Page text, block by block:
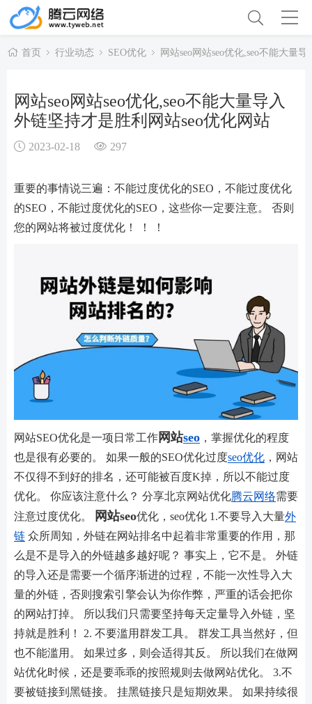
首页 行业动态 SEO优化 网站seo网站seo优化,seo不能大量
网站seo网站seo优化,seo不能大量导入
外链坚持才是胜利网站seo优化网站
2023-02-18 297
重要的事情说三遍：不能过度优化的SEO，不能过度优化
的SEO，不能过度优化的SEO，这些你一定要注意。 否则
您的网站将被过度优化！ ！ ！
网站SEO优化是一项日常工作网站seo ，掌握优化的程度
也是很有必要的。 如果一般的SEO优化过度seo优化 ，网站
不仅得不到好的排名，还可能被百度K掉，所以不能过度
优化。 你应该注意什么？ 分享北京网站优化腾云网络需要
注意过度优化。
网站seo优化，seo优化 1.不要导入大量外
链 众所周知，外链在网站排名中起着非常重要的作用，那
么是不是导入的外链越多越好呢？ 事实上，它不是。 外链
的导入还是需要一个循序渐进的过程，不能一次性导入大
量的外链，否则搜索引擎会认为你作弊，严重的话会把你
的网站打掉。 所以我们只需要坚持每天定量导入外链，坚
持就是胜利！ 2. 不要滥用群发工具。 群发工具当然好，但
也不能滥用。 如果过多，则会适得其反。 所以我们在做网
站优化时候，还是要乖乖的按照规则去做网站优化。 3.不
要被链接到黑链接。 挂黑链接只是短期效果。 如果持续很